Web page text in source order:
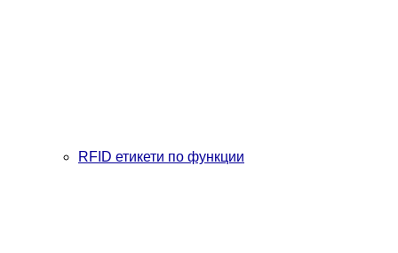
RFID етикети по функции